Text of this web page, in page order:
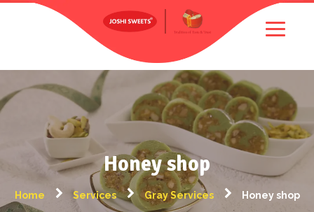
Honey shop
Home Services Gray Services Honey shop